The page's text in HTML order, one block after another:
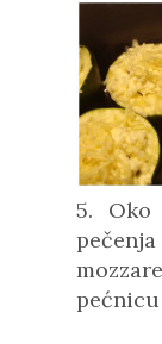
5. Oko
pećnicu